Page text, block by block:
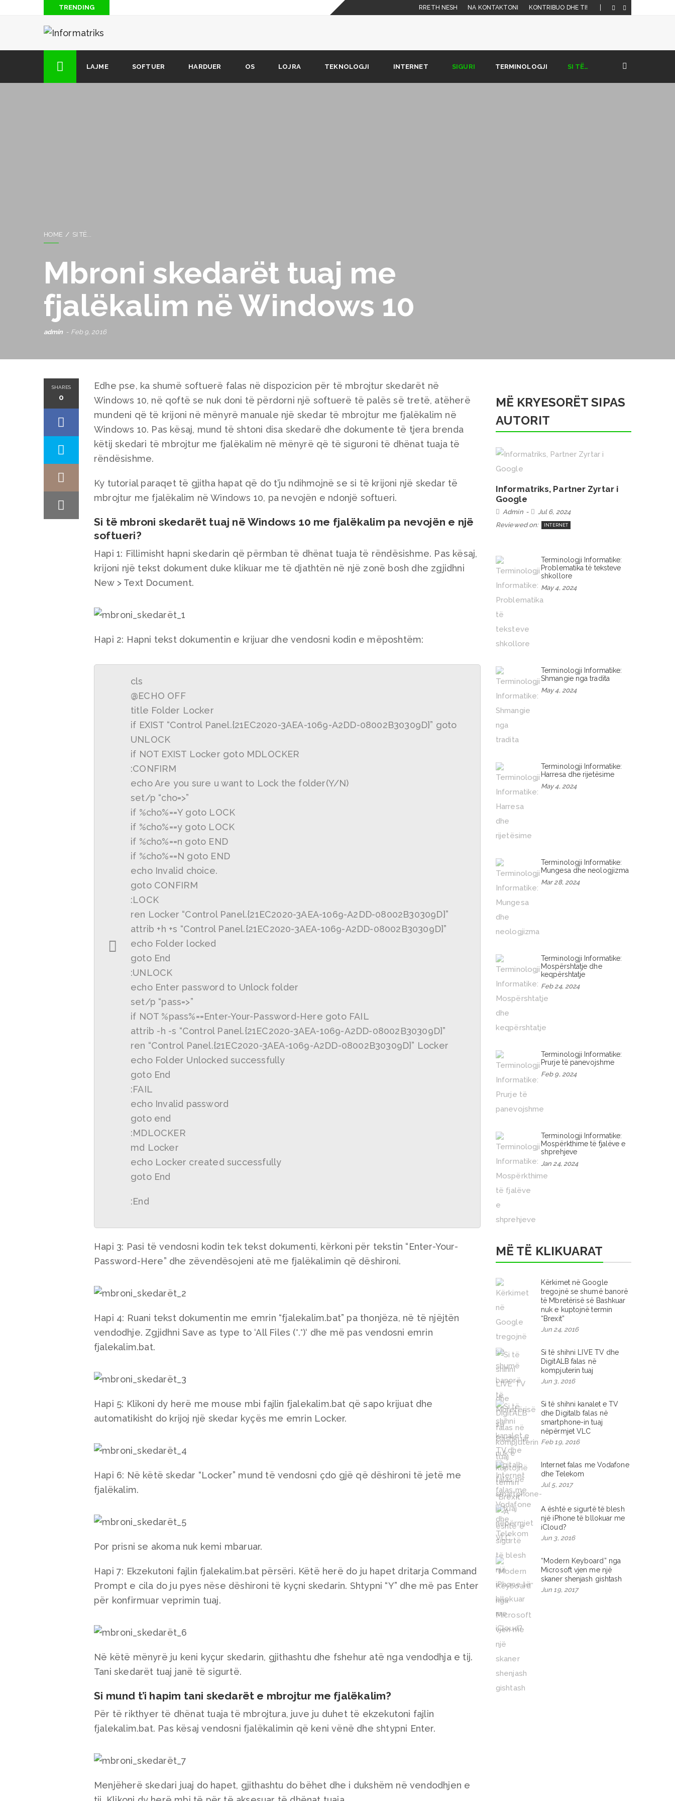
TRENDING
Shqyrtim rreth shfletuesit më të ri Vivaldi
Dhjetë gjërat që nuk i dinit për Nikola Tesla
Si të hapim Facebook me foto në telefon me 0 Lekë? (vetëm për numra Vodafone)
RRETH NESH NA KONTAKTONI KONTRIBUO DHE TI!
LAJME SOFTUER HARDUER OS LOJRA TEKNOLOGJI INTERNET SIGURI TERMINOLOGJI SI TË…
HOME SI TË...
Mbroni skedarët tuaj me
fjalëkalim në Windows 10
admin Feb 9, 2016
SHARES
0
Edhe pse, ka shumë softuerë falas në dispozicion për të mbrojtur skedarët në
Windows 10, në qoftë se nuk doni të përdorni një softuerë të palës së tretë, atëherë
mundeni që të krijoni në mënyrë manuale një skedar të mbrojtur me fjalëkalim në
Windows 10. Pas kësaj, mund të shtoni disa skedarë dhe dokumente të tjera brenda
këtij skedari të mbrojtur me fjalëkalim në mënyrë që të siguroni të dhënat tuaja të
rëndësishme.
Ky tutorial paraqet të gjitha hapat që do t’ju ndihmojnë se si të krijoni një skedar të
mbrojtur me fjalëkalim në Windows 10, pa nevojën e ndonjë softueri.
Si të mbroni skedarët tuaj në Windows 10 me fjalëkalim pa nevojën e një
softueri?
Hapi 1: Fillimisht hapni skedarin që përmban të dhënat tuaja të rëndësishme. Pas kësaj,
krijoni një tekst dokument duke klikuar me të djathtën në një zonë bosh dhe zgjidhni
New > Text Document.
Hapi 2: Hapni tekst dokumentin e krijuar dhe vendosni kodin e mëposhtëm:
cls
@ECHO OFF
title Folder Locker
if EXIST “Control Panel.{21EC2020-3AEA-1069-A2DD-08002B30309D}” goto
UNLOCK
if NOT EXIST Locker goto MDLOCKER
:CONFIRM
echo Are you sure u want to Lock the folder(Y/N)
set/p “cho=>”
if %cho%==Y goto LOCK
if %cho%==y goto LOCK
if %cho%==n goto END
if %cho%==N goto END
echo Invalid choice.
goto CONFIRM
:LOCK
ren Locker “Control Panel.{21EC2020-3AEA-1069-A2DD-08002B30309D}”
attrib +h +s “Control Panel.{21EC2020-3AEA-1069-A2DD-08002B30309D}”
echo Folder locked
goto End
:UNLOCK
echo Enter password to Unlock folder
set/p “pass=>”
if NOT %pass%==Enter-Your-Password-Here goto FAIL
attrib -h -s “Control Panel.{21EC2020-3AEA-1069-A2DD-08002B30309D}”
ren “Control Panel.{21EC2020-3AEA-1069-A2DD-08002B30309D}” Locker
echo Folder Unlocked successfully
goto End
:FAIL
echo Invalid password
goto end
:MDLOCKER
md Locker
echo Locker created successfully
goto End
:End
Hapi 3: Pasi të vendosni kodin tek tekst dokumenti, kërkoni për tekstin “Enter-Your-
Password-Here” dhe zëvendësojeni atë me fjalëkalimin që dëshironi.
Hapi 4: Ruani tekst dokumentin me emrin “fjalekalim.bat” pa thonjëza, në të njëjtën
vendodhje. Zgjidhni Save as type to ‘All Files (*.*)‘ dhe më pas vendosni emrin
fjalekalim.bat.
Hapi 5: Klikoni dy herë me mouse mbi fajlin fjalekalim.bat që sapo krijuat dhe
automatikisht do krijoj një skedar kyçës me emrin Locker.
Hapi 6: Në këtë skedar “Locker” mund të vendosni çdo gjë që dëshironi të jetë me
fjalëkalim.
Por prisni se akoma nuk kemi mbaruar.
Hapi 7: Ekzekutoni fajlin fjalekalim.bat përsëri. Këtë herë do ju hapet dritarja Command
Prompt e cila do ju pyes nëse dëshironi të kyçni skedarin. Shtypni “Y” dhe më pas Enter
për konfirmuar veprimin tuaj.
Në këtë mënyrë ju keni kyçur skedarin, gjithashtu dhe fshehur atë nga vendodhja e tij.
Tani skedarët tuaj janë të sigurtë.
Si mund t’i hapim tani skedarët e mbrojtur me fjalëkalim?
Për të rikthyer të dhënat tuaja të mbrojtura, juve ju duhet të ekzekutoni fajlin
fjalekalim.bat. Pas kësaj vendosni fjalëkalimin që keni vënë dhe shtypni Enter.
Menjëherë skedari juaj do hapet, gjithashtu do bëhet dhe i dukshëm në vendodhjen e
MË KRYESORËT SIPAS
AUTORIT
Informatriks, Partner Zyrtar i
Google
Admin
Jul 6, 2024
Reviewed on:
INTERNET
Terminologji Informatike:
Problematika të teksteve
shkollore
May 4, 2024
Terminologji Informatike:
Shmangie nga tradita
May 4, 2024
Terminologji Informatike:
Harresa dhe rijetësime
May 4, 2024
Terminologji Informatike:
Mungesa dhe neologjizma
Mar 28, 2024
Terminologji Informatike:
Mospërshtatje dhe
keqpërshtatje
Feb 24, 2024
Terminologji Informatike:
Prurje të panevojshme
Feb 9, 2024
Terminologji Informatike:
Mospërkthime të fjalëve e
shprehjeve
Jan 24, 2024
MË TË KLIKUARAT
Kërkimet në Google
tregojnë se shumë banorë
të Mbretërisë së Bashkuar
nuk e kuptojnë termin
“Brexit”
Jun 24, 2016
Si të shihni LIVE TV dhe
DigitALB falas në
kompjuterin tuaj
Jun 3, 2016
Si të shihni kanalet e TV
dhe Digitalb falas në
smartphone-in tuaj
nëpërmjet VLC
Feb 19, 2016
Internet falas me Vodafone
dhe Telekom
Jul 5, 2017
A është e sigurtë të blesh
një iPhone të bllokuar me
iCloud?
Jun 3, 2016
“Modern Keyboard” nga
Microsoft vjen me një
skaner shenjash gishtash
Jun 19, 2017